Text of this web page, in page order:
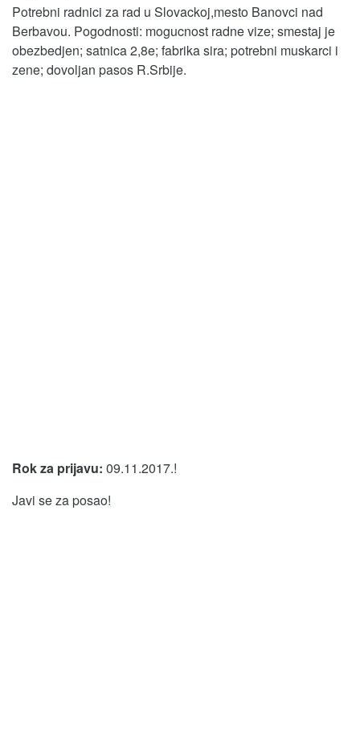
Potrebni radnici za rad u Slovackoj,mesto Banovci nad
Berbavou. Pogodnosti: mogucnost radne vize; smestaj je
obezbedjen; satnica 2,8e; fabrika sira; potrebni muskarci i
zene; dovoljan pasos R.Srbije.
Rok za prijavu: 09.11.2017.!
Javi se za posao!